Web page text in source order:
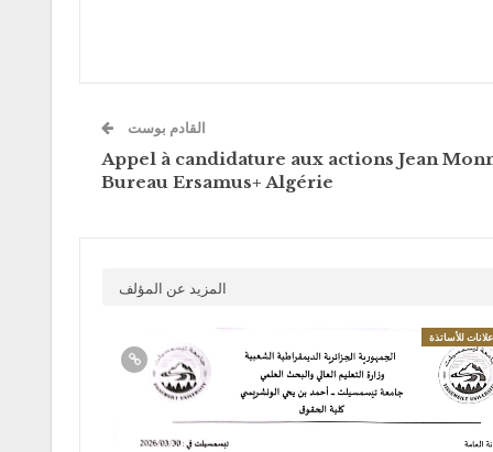
القادم بوست
Appel à candidature aux actions Jean
Bureau Ersamus+ Algérie
المزيد عن المؤلف
للأساتذة